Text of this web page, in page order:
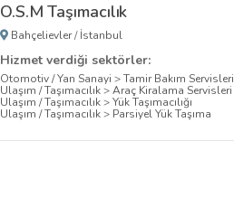
O.S.M Taşımacılık
Bahçelievler/İstanbul
Hizmet verdiği sektörler:
Otomotiv / Yan Sanayi >Tamir Bakım Servisleri
Ulaşım / Taşımacılık>Araç Kiralama Servisleri
Ulaşım / Taşımacılık>Yük Taşımacılığı
Ulaşım / Taşımacılık> Parsiyel Yük Taşıma